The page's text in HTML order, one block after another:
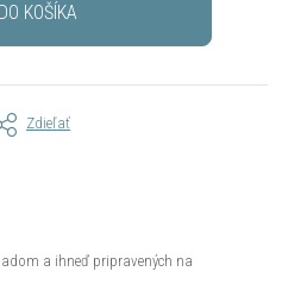
KOŠÍKA
Zdieľať
a ihneď pripravených na